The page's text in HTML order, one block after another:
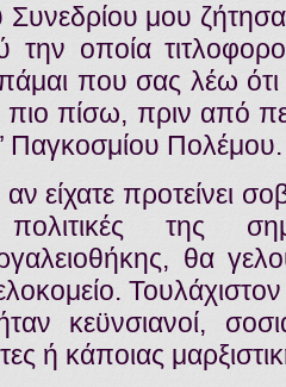
Συνεδρίου μου
την οποία
που σας λέω ότι
πίσω, πριν από
Παγκοσμίου Πολέμου.
είχατε προτείνει
της
θα
κεϋνσιανοί,
ή κάποιας